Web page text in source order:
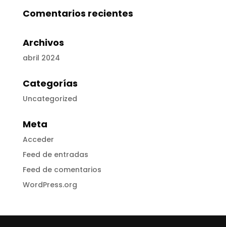
Comentarios recientes
Archivos
abril 2024
Categorías
Uncategorized
Meta
Acceder
Feed de entradas
Feed de comentarios
WordPress.org